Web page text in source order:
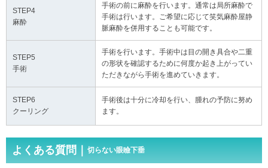
STEP4
麻酔
手術の前に麻酔を行います。通常は局所麻酔で
手術は行います。ご希望に応じて笑気麻酔屋静
脈麻酔を併用することも可能です。
STEP5
手術
手術を行います。手術中は目の開き具合や二重
の形状を確認するために何度か起き上がってい
ただきながら手術を進めていきます。
STEP6
クーリング
手術後は十分に冷却を行い、腫れの予防に努め
ます。
よくある質問｜ 切らない眼瞼下垂